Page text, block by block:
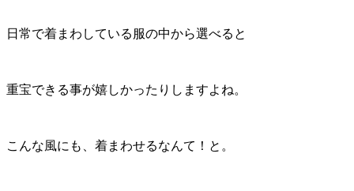
日常で着まわしている服の中から選べると
重宝できる事が嬉しかったりしますよね。
こんな風にも、着まわせるなんて！と。